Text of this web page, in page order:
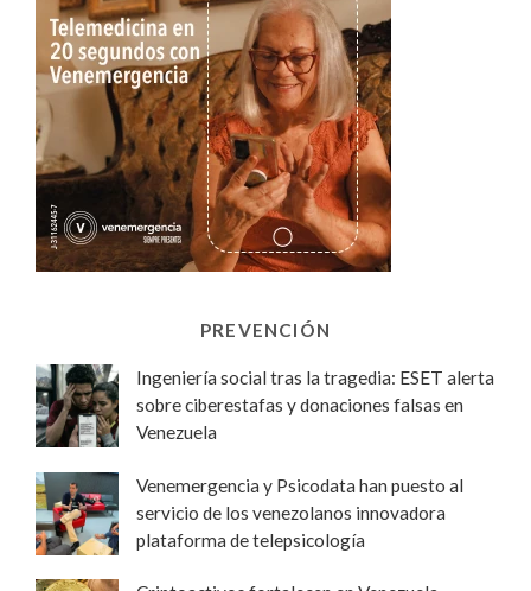
PREVENCIÓN
Ingeniería social tras la tragedia: ESET alerta
sobre ciberestafas y donaciones falsas en
Venezuela
Venemergencia y Psicodata han puesto al
servicio de los venezolanos innovadora
plataforma de telepsicología